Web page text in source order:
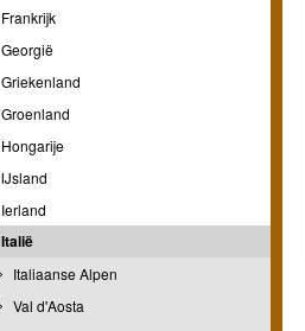
Frankrijk
Georgië
Griekenland
Groenland
Hongarije
IJsland
Ierland
Italië
Italiaanse Alpen
Val d'Aosta